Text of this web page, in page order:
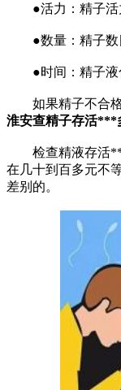
●活力：精子活
●数量：精子数
●时间：精子液
如果精子不合格
淮安查精子存活***
检查精液存活***
在几十到百多元不
差别的。